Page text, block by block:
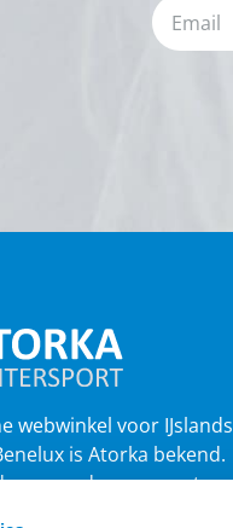
webwinkel voor
is Atorka bekend.
paardenrassen staan